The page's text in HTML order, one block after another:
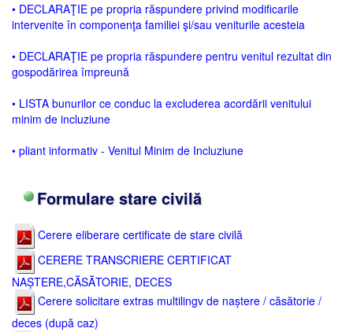
• DECLARAŢIE pe propria răspundere privind modificarile
intervenite în componenţa familiei şi/sau veniturile acesteia
• DECLARAŢIE pe propria răspundere pentru venitul rezultat din
gospodărirea împreună
• LISTA bunurilor ce conduc la excluderea acordării venitului
minim de incluziune
• pliant informativ - Venitul Minim de Incluziune
Formulare stare civilă
Cerere eliberare certificate de stare civilă
CERERE TRANSCRIERE CERTIFICAT
NAȘTERE,CĂSĂTORIE, DECES
Cerere solicitare extras multilingv de naștere / căsătorie /
deces (după caz)